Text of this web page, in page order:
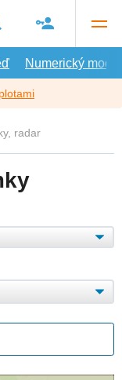
Numerický model
radar